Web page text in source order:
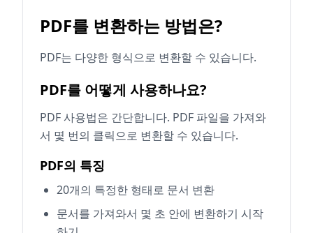
PDF를 변환하는 방법은?
PDF는 다양한 형식으로 변환할 수 있습니다.
PDF를 어떻게 사용하나요?
PDF 사용법은 간단합니다. PDF 파일을 가져와
서 몇 번의 클릭으로 변환할 수 있습니다.
PDF의 특징
20개의 특정한 형태로 문서 변환
문서를 가져와서 몇 초 안에 변환하기 시작